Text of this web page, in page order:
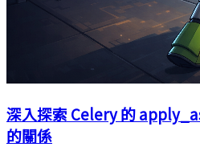
深入探索 Celery 的
的關係